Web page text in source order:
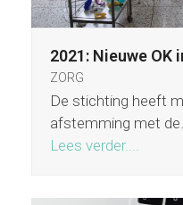
2021: Nieuwe OK
ZORG
De stichting heeft
afstemming met de…
Lees verder....